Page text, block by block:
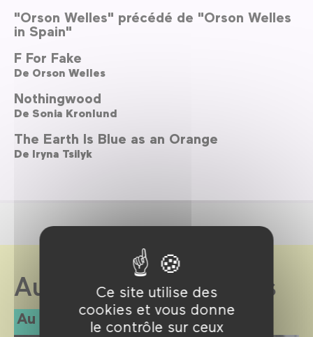
Ce site utilise des
cookies et vous donne
le contrôle sur ceux
"Orson Welles" précédé de "Orson Welles
in Spain"
F For Fake
De Orson Welles
Nothingwood
De Sonia Kronlund
The Earth Is Blue as an Orange
De Iryna Tsilyk
Au Forum des images
Au programme